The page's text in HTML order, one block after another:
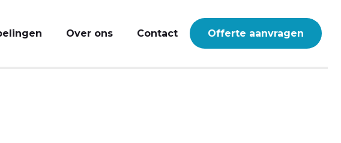
Over ons Contact Offerte aanvragen